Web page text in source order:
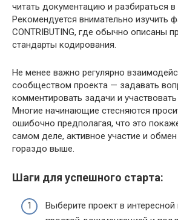
читать документацию и разбираться в
Рекомендуется внимательно изучить
CONTRIBUTING, где обычно описаны
стандарты кодирования.
Не менее важно регулярно
сообществом проекта — задавать
комментировать задачи и
Многие начинающие стесняются
ошибочно предполагая, что это
самом деле, активное участие и
гораздо выше.
Шаги для успешного старта:
Выберите проект в